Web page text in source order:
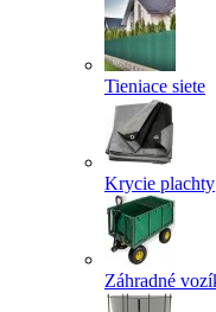
Tieniace siete
Krycie plachty
Záhradné